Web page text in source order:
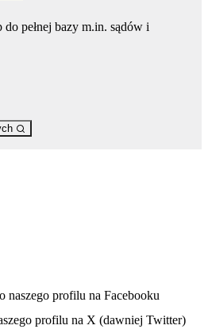
pełnej bazy m.in. sądów i
się w nowej karcie
naszego profilu na Facebooku
profilu na X (dawniej Twitter)